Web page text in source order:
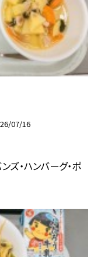
07/16
ズ・ハンバーグ・ポ